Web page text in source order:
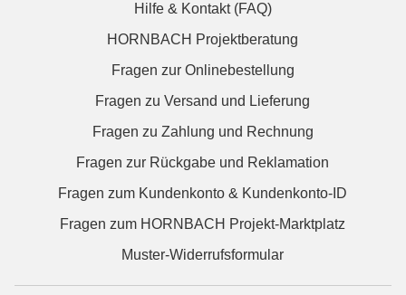
Hilfe & Kontakt (FAQ)
HORNBACH Projektberatung
Fragen zur Onlinebestellung
Fragen zu Versand und Lieferung
Fragen zu Zahlung und Rechnung
Fragen zur Rückgabe und Reklamation
Fragen zum Kundenkonto & Kundenkonto-ID
Fragen zum HORNBACH Projekt-Marktplatz
Muster-Widerrufsformular